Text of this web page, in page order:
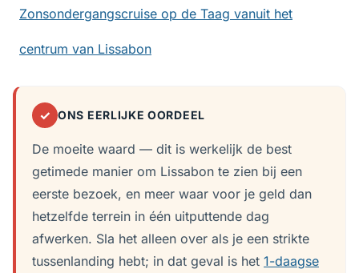
Zonsondergangscruise op de Taag vanuit het
centrum van Lissabon
✓ ONS EERLIJKE OORDEEL
De moeite waard — dit is werkelijk de best
getimede manier om Lissabon te zien bij een
eerste bezoek, en meer waar voor je geld dan
hetzelfde terrein in één uitputtende dag
afwerken. Sla het alleen over als je een strikte
tussenlanding hebt; in dat geval is het 1-daagse